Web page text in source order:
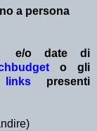
a persona
e/o date di
o gli
links presenti